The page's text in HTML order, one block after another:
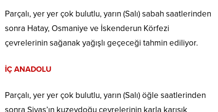
Parçalı, yer yer çok bulutlu, yarın (Salı) sabah saatlerinden
sonra Hatay, Osmaniye ve İskenderun Körfezi
çevrelerinin sağanak yağışlı geçeceği tahmin ediliyor.
İÇ ANADOLU
Parçalı, yer yer çok bulutlu, yarın (Salı) öğle saatlerinden
sonra Sivas’ın kuzeydoğu çevrelerinin karla karışık